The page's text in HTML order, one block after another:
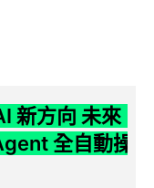
新方向 未來
全自動操